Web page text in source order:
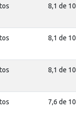
8,1 de 10
8,1 de 10
8,1 de 10
7,6 de 10